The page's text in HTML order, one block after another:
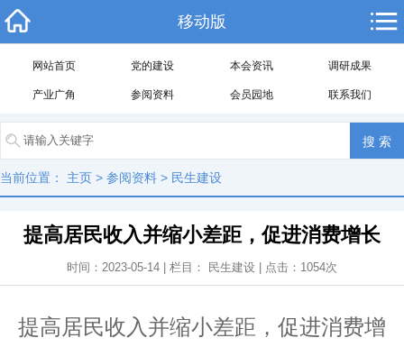
移动版
网站首页 党的建设 本会资讯 调研成果
产业广角 参阅资料 会员园地 联系我们
当前位置： 主页 > 参阅资料 > 民生建设
提高居民收入并缩小差距，促进消费增长
时间：2023-05-14 | 栏目： 民生建设 | 点击： 1054次
提高居民收入并缩小差距，促进消费增